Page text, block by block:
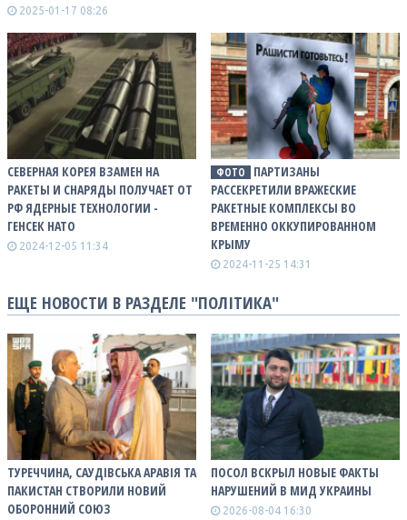
2025-01-17 08:26
СЕВЕРНАЯ КОРЕЯ ВЗАМЕН НА
РАКЕТЫ И СНАРЯДЫ ПОЛУЧАЕТ ОТ
РФ ЯДЕРНЫЕ ТЕХНОЛОГИИ -
ГЕНСЕК НАТО
2024-12-05 11:34
ФОТО
ПАРТИЗАНЫ
РАССЕКРЕТИЛИ ВРАЖЕСКИЕ
РАКЕТНЫЕ КОМПЛЕКСЫ ВО
ВРЕМЕННО ОККУПИРОВАННОМ
КРЫМУ
2024-11-25 14:31
ЕЩЕ НОВОСТИ В РАЗДЕЛЕ "ПОЛІТИКА"
ТУРЕЧЧИНА, САУДІВСЬКА АРАВІЯ ТА
ПАКИСТАН СТВОРИЛИ НОВИЙ
ОБОРОННИЙ СОЮЗ
ПОСОЛ ВСКРЫЛ НОВЫЕ ФАКТЫ
НАРУШЕНИЙ В МИД УКРАИНЫ
2026-08-04 16:30